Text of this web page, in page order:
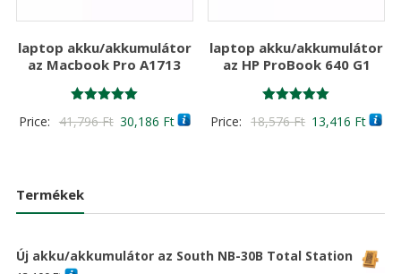
laptop akku/akkumulátor
az Macbook Pro A1713
5.00
Price: 41,796Ft Original
30,186 FtCurrent
laptop akku/akkumulátor
az HP ProBook 640 G1
5.00
Price: 18,576Ft Original
13,416 Ft
Termékek
Új akku/akkumulátor az South NB-30B Total Station